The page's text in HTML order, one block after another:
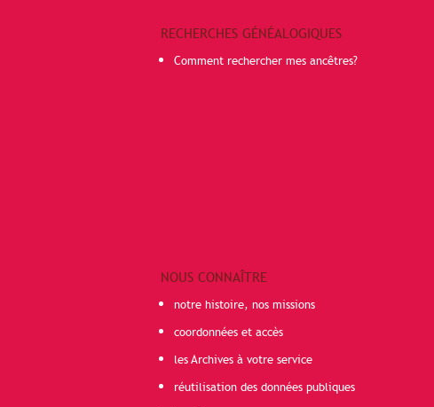
RECHERCHES GÉNÉALOGIQUES
Comment rechercher mes ancêtres?
NOUS CONNAÎTRE
notre histoire, nos missions
coordonnées et accès
les Archives à votre service
réutilisation des données publiques